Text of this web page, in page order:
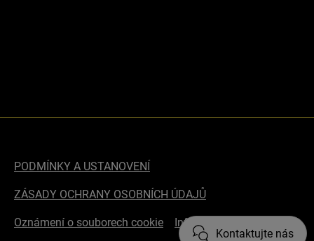
Kontaktujte nás
PODMÍNKY A USTANOVENÍ
ZÁSADY OCHRANY OSOBNÍCH ÚDAJŮ
Oznámení o souborech cookie Informace o přístupnosti